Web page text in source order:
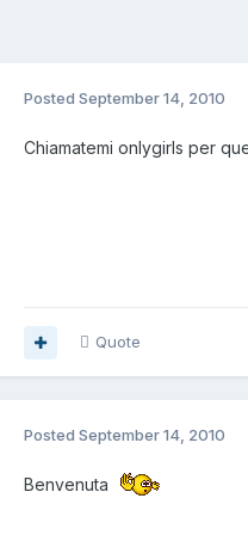
Posted September 14, 2010
Chiamatemi onlygirls per
Quote
Posted September 14, 2010
Benvenuta